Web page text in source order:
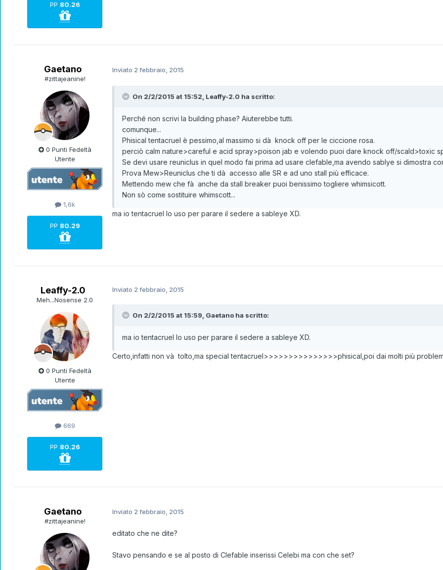
PP 80.26
Gaetano
#zittajeanine!
0 Punti Fedeltà
Utente
1,6k
PP 80.29
Inviato 2 febbraio, 2015
On 2/2/2015 at 15:52, Leaffy-2.0 ha scritto:
Perché non scrivi la building phase? Aiuterebbe tutti.
comunque...
Phisical tentacruel è pessimo,al massimo si dà knock off per le ciccione rosa.
perciò calm nature>careful e acid spray>poison jab e volendo puoi dare knock off/scald>toxic
Se devi usare reuniclus in quel modo fai prima ad usare clefable,ma avendo sablye si dimostra
Prova Mew>Reuniclus che ti dà accesso alle SR e ad uno stall più efficace.
Mettendo mew che fà anche da stall breaker puoi benissimo togliere whimsicott.
Non sò come sostituire whimscott...
ma io tentacruel lo uso per parare il sedere a sableye XD.
Leaffy-2.0
Meh...Nosense 2.0
0 Punti Fedeltà
Utente
669
PP 80.26
Inviato 2 febbraio, 2015
On 2/2/2015 at 15:59, Gaetano ha scritto:
ma io tentacruel lo uso per parare il sedere a sableye XD.
Certo,infatti non và tolto,ma special tentacruel>>>>>>>>>>>>>>>phisical,poi dai molti più
Gaetano
#zittajeanine!
Inviato 2 febbraio, 2015
editato che ne dite?
Stavo pensando e se al posto di Clefable inserissi Celebi ma con che set?